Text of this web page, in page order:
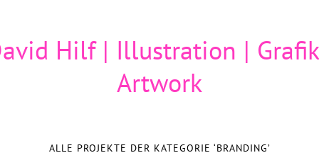
Hilf | Illustration |
Artwork
ALLE PROJEKTE DER KATEGORIE ‘BRANDING’